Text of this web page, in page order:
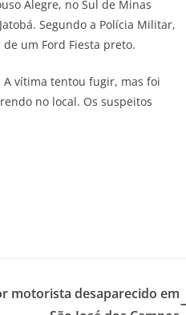
Alegre, no Sul de Minas
Segundo a Polícia Militar,
um Ford Fiesta preto.
A vítima tentou fugir, mas foi
no local. Os suspeitos
motorista desaparecido em